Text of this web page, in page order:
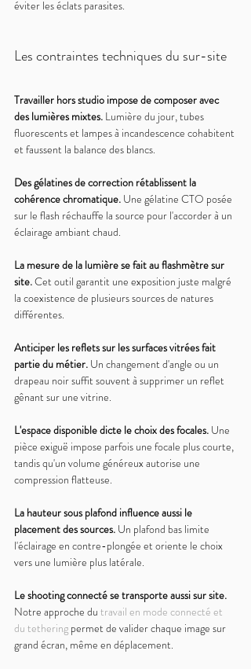
éviter les éclats parasites.
Les contraintes techniques du sur-site
Travailler hors studio impose de composer avec
des lumières mixtes. Lumière du jour, tubes
fluorescents et lampes à incandescence cohabitent
et faussent la balance des blancs.
Des gélatines de correction rétablissent la
cohérence chromatique. Une gélatine CTO posée
sur le flash réchauffe la source pour l'accorder à un
éclairage ambiant chaud.
La mesure de la lumière se fait au flashmètre sur
site. Cet outil garantit une exposition juste malgré
la coexistence de plusieurs sources de natures
différentes.
Anticiper les reflets sur les surfaces vitrées fait
partie du métier. Un changement d'angle ou un
drapeau noir suffit souvent à supprimer un reflet
gênant sur une vitrine.
L'espace disponible dicte le choix des focales. Une
pièce exiguë impose parfois une focale plus courte,
tandis qu'un volume généreux autorise une
compression flatteuse.
La hauteur sous plafond influence aussi le
placement des sources. Un plafond bas limite
l'éclairage en contre-plongée et oriente le choix
vers une lumière plus latérale.
Le shooting connecté se transporte aussi sur site.
Notre approche du travail en mode connecté et
du tethering permet de valider chaque image sur
grand écran, même en déplacement.